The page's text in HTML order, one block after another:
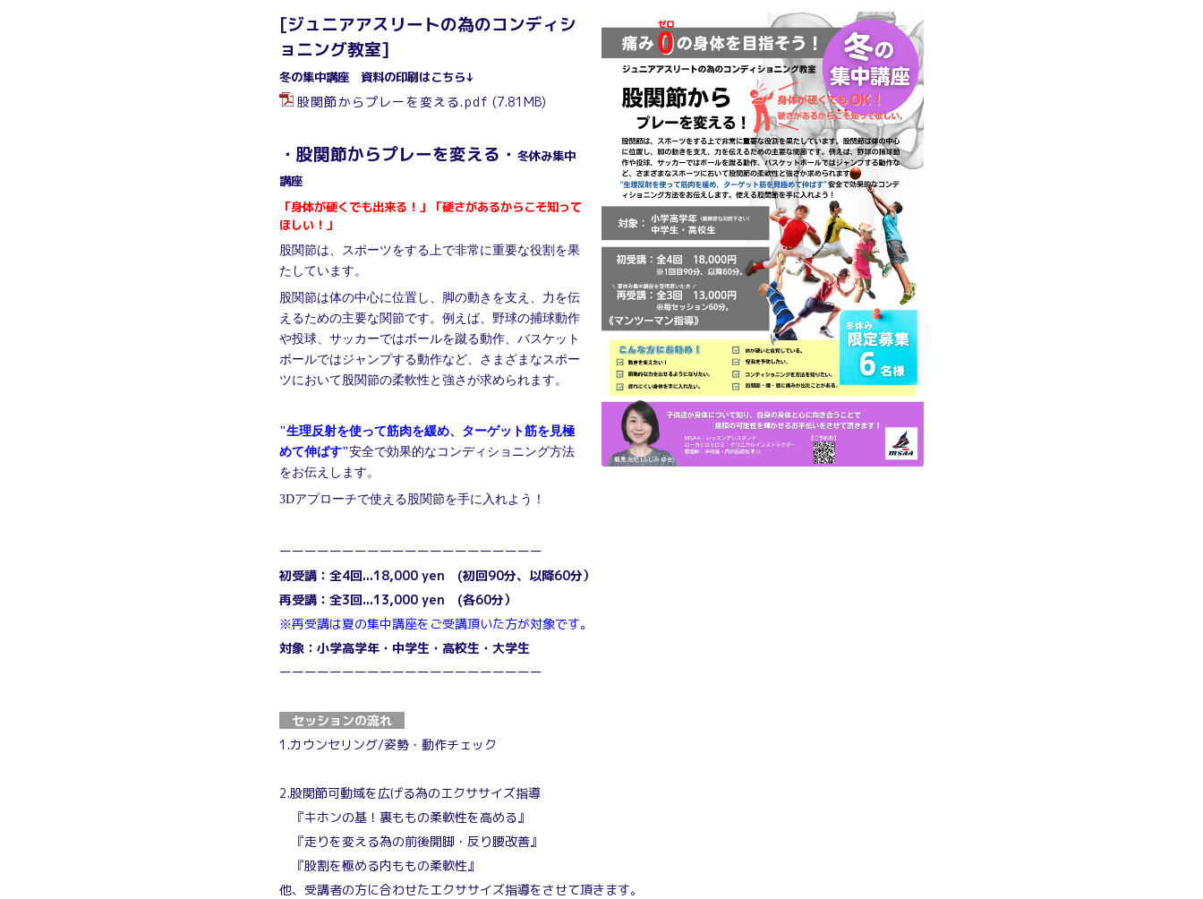
[ジュニアアスリートの為のコンディシ
ョニング教室]
冬の集中講座 資料の印刷はこちら↓
股関節からプレーを変える.pdf (7.81MB)
・股関節からプレーを変える・ 冬休み集中
講座
「身体が硬くでも出来る！」
「硬さがあるからこそ知って
ほしい！」
股関節は、スポーツをする上で非常に重要な役割を果
たしています。
股関節は体の中心に位置し、脚の動きを支え、力を伝
えるための主要な関節です。 例えば、野球の捕球動作
や投球、サッカーではボールを蹴る動作、バスケット
ボールではジャンプする動作など、さまざまなスポー
ツにおいて股関節の柔軟性と強さが求められます。
"生理反射を使って筋肉を緩め、ターゲット筋を見極
めて伸ばす"安全で効果的なコンディショニング方法
をお伝えします。
3Dアプローチで使える股関節を手に入れよう！
ーーーーーーーーーーーーーーーーーーーーー
初受講：全4回...18,000 yen (初回90分、以降60分）
再受講：全3回...13,000 yen (各60分）
※再受講は夏の集中講座をご受講頂いた方が対象です。
対象：小学高学年・中学生・高校生・大学生
ーーーーーーーーーーーーーーーーーーーーー
セッションの流れ
1.カウンセリング/姿勢・動作チェック
2.股関節可動域を広げる為のエクササイズ指導
『キホンの基！裏ももの柔軟性を高める』
『走りを変える為の前後開脚・反り腰改善』
『股割を極める内ももの柔軟性』
他、受講者の方に合わせたエクササイズ指導をさせて頂きます。